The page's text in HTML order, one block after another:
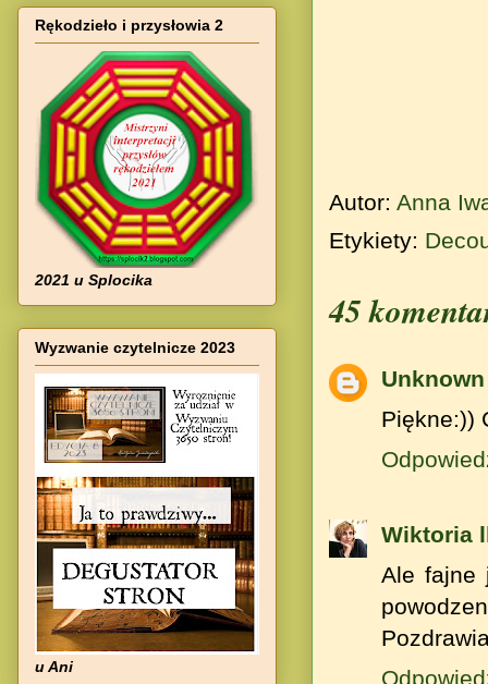
Autor: Anna
Etykiety:
45
Unknown
Piękne:))
Wiktoria
Ale fajne
Rękodzieło i przysłowia 2
2021 u Splocika
Wyzwanie czytelnicze 2023
u Ani